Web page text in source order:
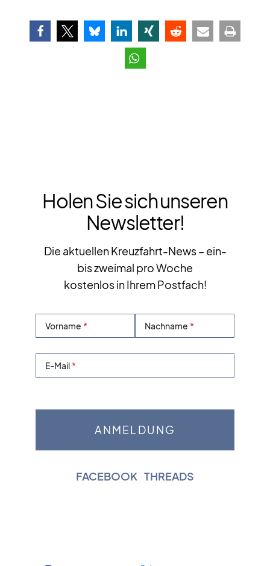
Holen Sie sich unseren
Newsletter!
Die aktuellen Kreuzfahrt-News – ein-
bis zweimal pro Woche
kostenlos in Ihrem Postfach!
Vorname Nachname
E-Mail
FACEBOOK THREADS